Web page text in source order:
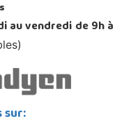
au vendredi de 9h à